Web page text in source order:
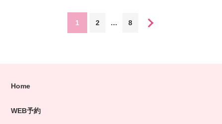
1 2 … 8
Home
WEB予約